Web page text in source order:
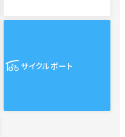
サイクルポート